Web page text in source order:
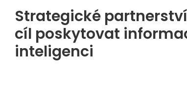
Strategické
cíl poskytovat
inteligenci